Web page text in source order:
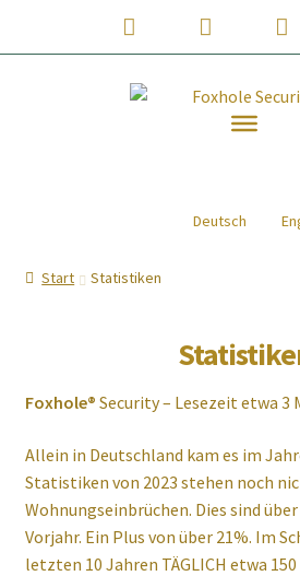
Was ist Foxhole®
Vorteile von Foxhole®
Hörprobe Foxhole®
Shop
Unsere Vision
Deutsch
Start Statistiken
Foxhole® Security – Lesezeit etwa 3
Allein in Deutschland kam es im
Statistiken von 2023 stehen noch
Wohnungseinbrüchen. Dies sind
Vorjahr. Ein Plus von über 21%. Im
letzten 10 Jahren TÄGLICH etwa
Phone